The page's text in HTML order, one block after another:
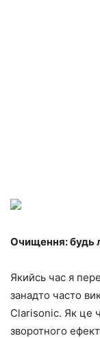
Очищення: будь
Якийсь час я
занадто часто
Clarisonic. Як це
зворотного